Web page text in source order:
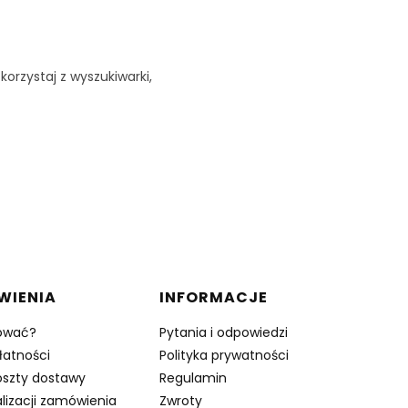
z wyszukiwarki,
dostawy
zamówienia
INFORMACJE
Pytania i odpowiedzi
Polityka prywatności
Regulamin
Zwroty